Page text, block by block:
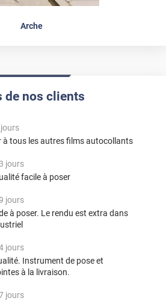
Arche
de nos clients
à tous les autres films autocollants
jours
facile à poser
jours
à poser. Le rendu est extra dans
jours
Instrument de pose et
à la livraison.
jours